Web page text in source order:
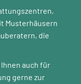
Musterhäusern
die
auch für
gerne zur